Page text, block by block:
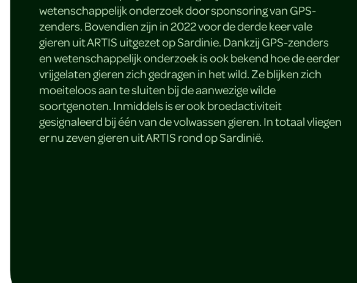
wetenschappelijk onderzoek door sponsoring van GPS-
zenders. Bovendien zijn in 2022 voor de derde keer vale
gieren uit ARTIS uitgezet op Sardinie. Dankzij GPS-zenders
en wetenschappelijk onderzoek is ook bekend hoe de eerder
vrijgelaten gieren zich gedragen in het wild. Ze blijken zich
moeiteloos aan te sluiten bij de aanwezige wilde
soortgenoten. Inmiddels is er ook broedactiviteit
gesignaleerd bij één van de volwassen gieren. In totaal vliegen
er nu zeven gieren uit ARTIS rond op Sardinië.